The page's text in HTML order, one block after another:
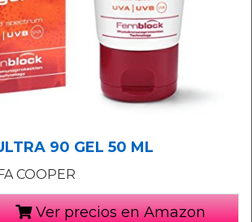
90 GEL 50 ML
COOPER
Ver precios en Amazon